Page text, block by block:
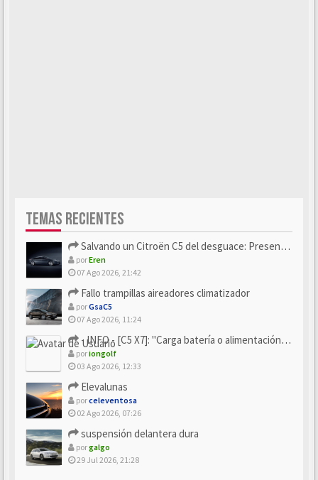
TEMAS RECIENTES
Salvando un Citroën C5 del desguace: Presentación y seguimiento
porEren
07 Ago 2026, 21:42
Fallo trampillas aireadores climatizador
porGsaC5
07 Ago 2026, 11:24
- INFO - [C5 X7]: "Carga batería o alimentación eléctri...
poriongolf
03 Ago 2026, 12:33
Elevalunas
porceleventosa
02 Ago 2026, 07:26
suspensión delantera dura
porgalgo
29 Jul 2026, 21:28